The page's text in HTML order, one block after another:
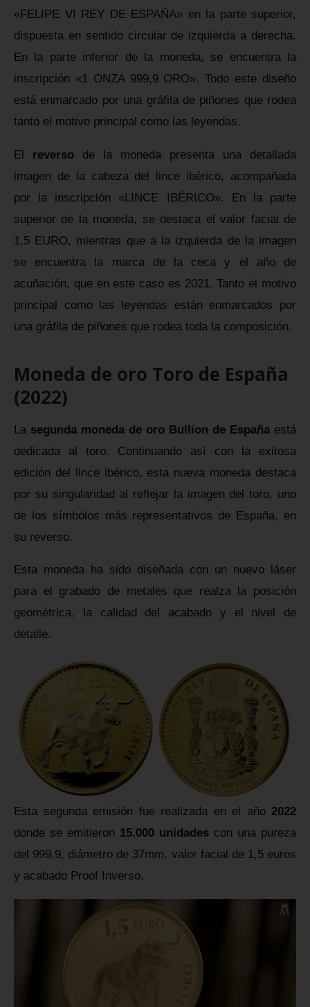
«FELIPE VI REY DE ESPAÑA» en la parte superior,
dispuesta en sentido circular de izquierda a derecha.
En la parte inferior de la moneda, se encuentra la
inscripción «1 ONZA 999,9 ORO». Todo este diseño
está enmarcado por una gráfila de piñones que rodea
tanto el motivo principal como las leyendas.
El reverso de la moneda presenta una detallada
imagen de la cabeza del lince ibérico, acompañada
por la inscripción «LINCE IBÉRICO». En la parte
superior de la moneda, se destaca el valor facial de
1,5 EURO, mientras que a la izquierda de la imagen
se encuentra la marca de la ceca y el año de
acuñación, que en este caso es 2021. Tanto el motivo
principal como las leyendas están enmarcados por
una gráfila de piñones que rodea toda la composición.
Moneda de oro Toro de España
(2022)
La segunda moneda de oro Bullion de España está
dedicada al toro. Continuando así con la exitosa
edición del lince ibérico, esta nueva moneda destaca
por su singularidad al reflejar la imagen del toro, uno
de los símbolos más representativos de España, en
su reverso.
Esta moneda ha sido diseñada con un nuevo láser
para el grabado de metales que realza la posición
geométrica, la calidad del acabado y el nivel de
detalle.
Esta segunda emisión fue realizada en el año 2022
donde se emitieron 15.000 unidades con una pureza
del 999,9, diámetro de 37mm, valor facial de 1,5 euros
y acabado Proof Inverso.